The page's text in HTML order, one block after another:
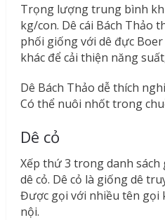
Trọng lượng trung bình
kg/con. Dê cái Bách Thảo
phối giống với dê đực
khác để cải thiện năng
Dê Bách Thảo dễ thích
Có thể nuôi nhốt trong
Dê cỏ
Xếp thứ 3 trong danh
dê cỏ. Dê cỏ là giống dê
Được gọi với nhiều tên gọi
nội.